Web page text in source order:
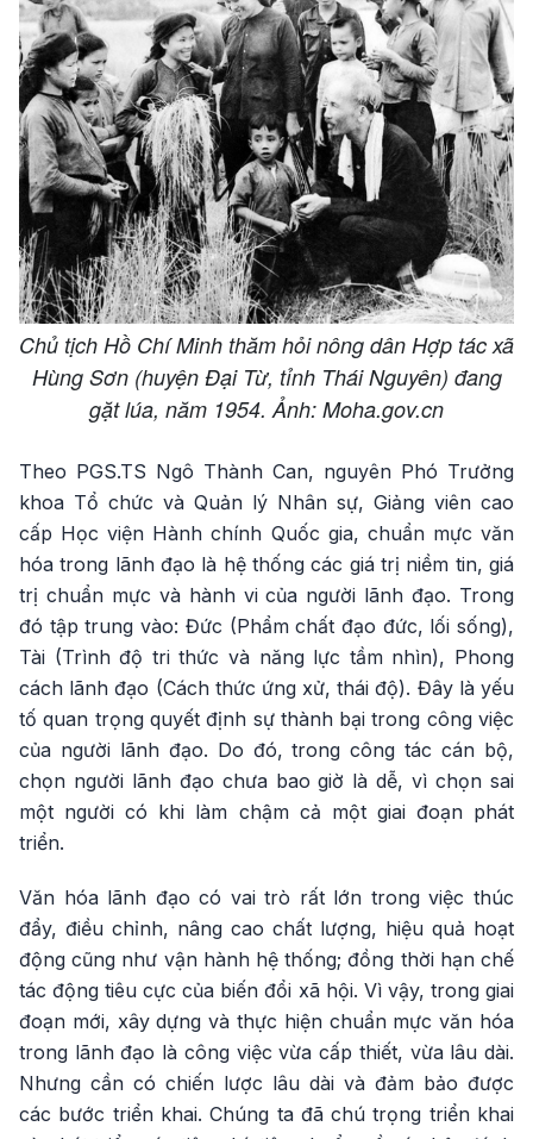
Chủ tịch Hồ Chí Minh thăm hỏi nông dân Hợp tác xã
Hùng Sơn (huyện Đại Từ, tỉnh Thái Nguyên) đang
gặt lúa, năm 1954. Ảnh: Moha.gov.cn
Theo PGS.TS Ngô Thành Can, nguyên Phó Trưởng
khoa Tổ chức và Quản lý Nhân sự, Giảng viên cao
cấp Học viện Hành chính Quốc gia, chuẩn mực văn
hóa trong lãnh đạo là hệ thống các giá trị niềm tin, giá
trị chuẩn mực và hành vi của người lãnh đạo. Trong
đó tập trung vào: Đức (Phẩm chất đạo đức, lối sống),
Tài (Trình độ tri thức và năng lực tầm nhìn), Phong
cách lãnh đạo (Cách thức ứng xử, thái độ). Đây là yếu
tố quan trọng quyết định sự thành bại trong công việc
của người lãnh đạo. Do đó, trong công tác cán bộ,
chọn người lãnh đạo chưa bao giờ là dễ, vì chọn sai
một người có khi làm chậm cả một giai đoạn phát
triển.
Văn hóa lãnh đạo có vai trò rất lớn trong việc thúc
đẩy, điều chỉnh, nâng cao chất lượng, hiệu quả hoạt
động cũng như vận hành hệ thống; đồng thời hạn chế
tác động tiêu cực của biến đổi xã hội. Vì vậy, trong giai
đoạn mới, xây dựng và thực hiện chuẩn mực văn hóa
trong lãnh đạo là công việc vừa cấp thiết, vừa lâu dài.
Nhưng cần có chiến lược lâu dài và đảm bảo được
các bước triển khai. Chúng ta đã chú trọng triển khai